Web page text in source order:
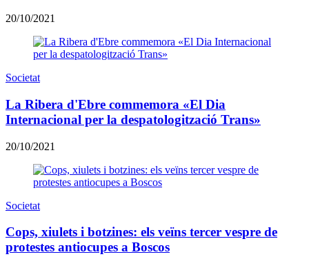
20/10/2021
Societat
La Ribera d'Ebre commemora «El Dia
Internacional per la despatologització Trans»
20/10/2021
Societat
Cops, xiulets i botzines: els veïns tercer vespre de
protestes antiocupes a Boscos